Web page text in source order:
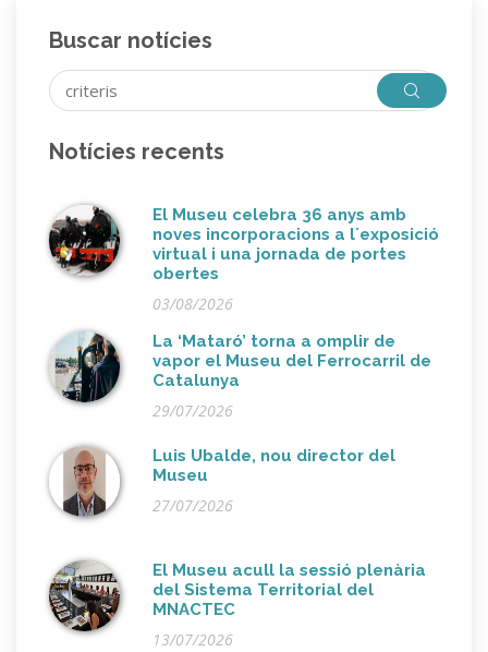
Buscar notícies
Notícies recents
El Museu celebra 36 anys amb
noves incorporacions a l´exposició
virtual i una jornada de portes
obertes
03/08/2026
La ‘Mataró’ torna a omplir de
vapor el Museu del Ferrocarril de
Catalunya
29/07/2026
Luis Ubalde, nou director del
Museu
27/07/2026
El Museu acull la sessió plenària
del Sistema Territorial del
MNACTEC
13/07/2026